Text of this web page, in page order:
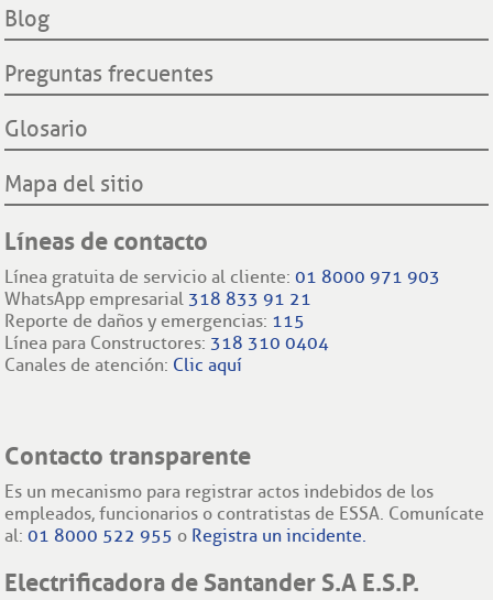
Filiales internacionales
Blog
Preguntas frecuentes
Glosario
Mapa del sitio
Líneas de contacto
Línea gratuita de servicio al cliente:01 8000 971 903
WhatsApp empresarial 318 833 91 21
Reporte de daños y emergencias: 115
Línea para Constructores: 318 310 0404
Canales de atención: Clic aquí
Contacto transparente
Es un mecanismo para registrar actos indebidos de los
empleados, funcionarios o contratistas de ESSA. Comunícate
al:01 8000 522 955 o Registra un incidente.
Electrificadora de Santander S.A E.S.P.